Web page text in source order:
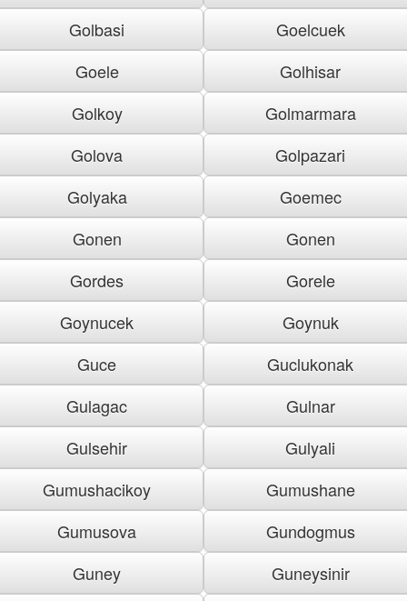
Golbasi
Goelcuek
Goele
Golhisar
Golkoy
Golmarmara
Golova
Golpazari
Golyaka
Goemec
Gonen
Gonen
Gordes
Gorele
Goynucek
Goynuk
Guce
Guclukonak
Gulagac
Gulnar
Gulsehir
Gulyali
Gumushacikoy
Gumushane
Gumusova
Gundogmus
Guney
Guneysinir